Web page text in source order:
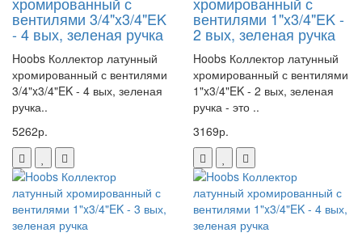
вентилями 3/4"x3/4"EK
- 4 вых, зеленая ручка
Hoobs Коллектор латунный
хромированный с вентилями
3/4"x3/4"EK - 4 вых, зеленая
ручка..
5262р.
вентилями 1"x3/4"EK -
2 вых, зеленая ручка
Hoobs Коллектор латунный
хромированный с вентилями
1"x3/4"EK - 2 вых, зеленая
ручка - это ..
3169р.